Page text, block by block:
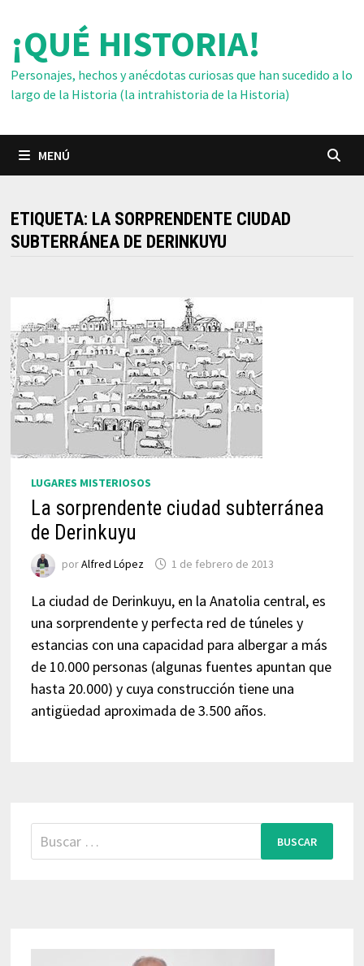
contenido
¡QUÉ HISTORIA!
Personajes, hechos y anécdotas curiosas que han sucedido a lo
largo de la Historia (la intrahistoria de la Historia)
MENÚ
ETIQUETA: LA SORPRENDENTE CIUDAD
SUBTERRÁNEA DE DERINKUYU
LUGARES MISTERIOSOS
La sorprendente ciudad subterránea
de Derinkuyu
porAlfred López 1 de febrero de 2013
La ciudad de Derinkuyu, en la Anatolia central, es
una sorprendente y perfecta red de túneles y
estancias con una capacidad para albergar a más
de 10.000 personas (algunas fuentes apuntan que
hasta 20.000) y cuya construcción tiene una
antigüedad aproximada de 3.500 años.
Buscar: